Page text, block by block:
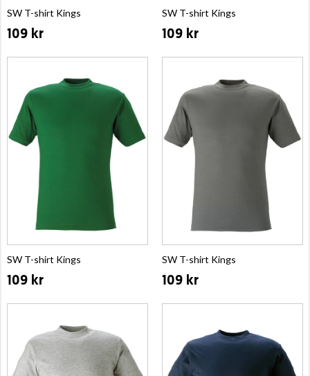
SW T-shirt Kings
109 kr
SW T-shirt Kings
109 kr
SW T-shirt Kings
109 kr
SW T-shirt Kings
109 kr